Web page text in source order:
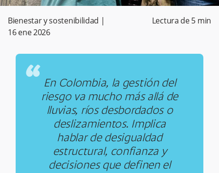
Bienestar y sostenibilidad |
16 ene 2026
Lectura de5 min
“ En Colombia, la gestión del
riesgo va mucho más allá de
lluvias, ríos desbordados o
deslizamientos. Implica
hablar de desigualdad
estructural, confianza y
decisiones que definen el